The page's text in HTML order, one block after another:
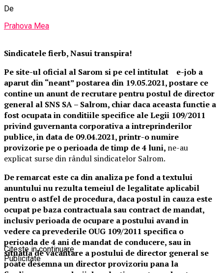
De
Prahova Mea
Sindicatele fierb, Nasui transpira!
Pe site-ul oficial al Sarom si pe cel intitulat e-job a
aparut din “neant” postarea din 19.05.2021, postare ce
contine un anunt de recrutare pentru postul de director
general al SNS SA – Salrom, chiar daca aceasta functie a
fost ocupata in conditiile specifice ale Legii 109/2011
privind guvernanta corporativa a intreprinderilor
publice, in data de 09.04.2021, printr-o numire
provizorie pe o perioada de timp de 4 luni, ne-au
explicat surse din rândul sindicatelor Salrom.
De remarcat este ca din analiza pe fond a textului
anuntului nu rezulta temeiul de legalitate aplicabil
pentru o astfel de procedura, daca postul in cauza este
ocupat pe baza contractuala sau contract de mandat,
inclusiv perioada de ocupare a postului avand in
vedere ca prevederile OUG 109/2011 specifica o
perioada de 4 ani de mandat de conducere, sau in
situatia de vacantare a postului de director general se
poate desemna un director provizoriu pana la
Citeste in continuare
Publicitate